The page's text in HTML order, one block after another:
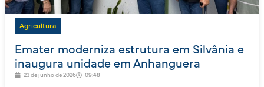
Agricultura
Emater moderniza estrutura em Silvânia e
inaugura unidade em Anhanguera
23 de junho de 2026 09:48